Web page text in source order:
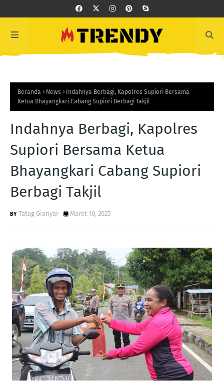
Beranda News
Indahnya Berbagi, Kapolres Supiori Bersama
Ketua Bhayangkari Cabang Supiori Berbagi Takjil
Indahnya Berbagi, Kapolres
Supiori Bersama Ketua
Bhayangkari Cabang Supiori
Berbagi Takjil
Tatag Gianyar Maret 10, 2025